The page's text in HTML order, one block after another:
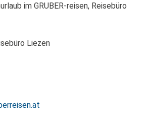
im GRUBER-reisen, Reisebüro
Liezen